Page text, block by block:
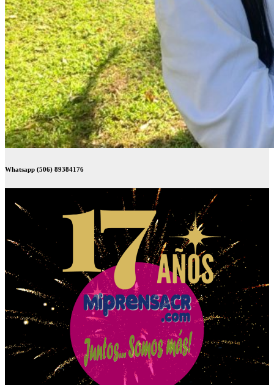
Whatsapp (506) 89384176